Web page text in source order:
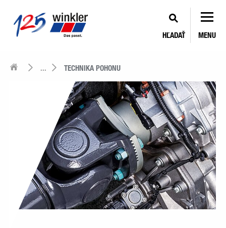
HĽADAŤ MENU
... TECHNIKA POHONU